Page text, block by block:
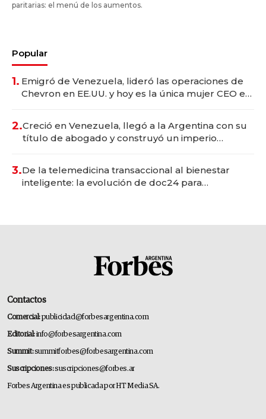
paritarias: el menú de los aumentos.
Popular
1. Emigró de Venezuela, lideró las operaciones de
Chevron en EE.UU. y hoy es la única mujer CEO en
2.Creció en Venezuela, llegó a la Argentina con su
título de abogado y construyó un imperio
3.De la telemedicina transaccional al bienestar
inteligente: la evolución de doc24 para
Contactos
Comercial:publicidad@forbesargentina.com
Editorial:info@forbesargentina.com
Summit:summitforbes@forbesargentina.com
Suscripciones:suscripciones@forbes.ar
Forbes Argentina es publicada por HT Media SA.